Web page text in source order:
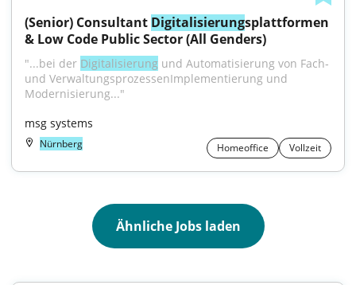
(Senior) Consultant Digitalisierungsplattformen
& Low Code Public Sector (All Genders)
"...bei der Digitalisierung und Automatisierung von Fach‑
und VerwaltungsprozessenImplementierung und
Modernisierung..."
msg systems
Nürnberg Homeoffice Vollzeit
Ähnliche Jobs laden